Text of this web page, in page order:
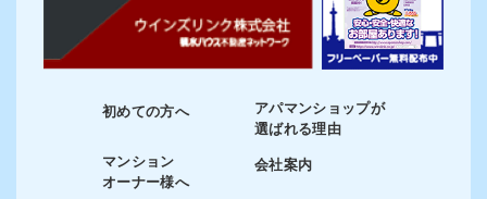
初めての方へ
マンション
オーナー様へ
アパマンショップが
選ばれる理由
会社案内